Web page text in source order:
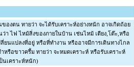
องตน ทายว่า จะได้รับเคราะห์อย่างหนัก อาจเกิดถ้อย
า ไฟ ไหม้สิ่งของภายในบ้าน เช่นไหม้ เตียง,โต๊ะ,หรือ
ลี่ยนแปลงที่อยู่ หรือที่ทำงาน หรืออาจมีการเดินทางไกล
รือขาวครึ้ม ทายว่า จะหมดเคราะห์ หรือรับเคราะห์
นเคราะห์หนัก)